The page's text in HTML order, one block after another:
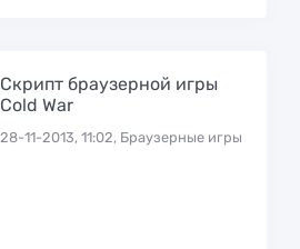
Скрипт браузерной игры
Cold War
28-11-2013, 11:02, Браузерные игры